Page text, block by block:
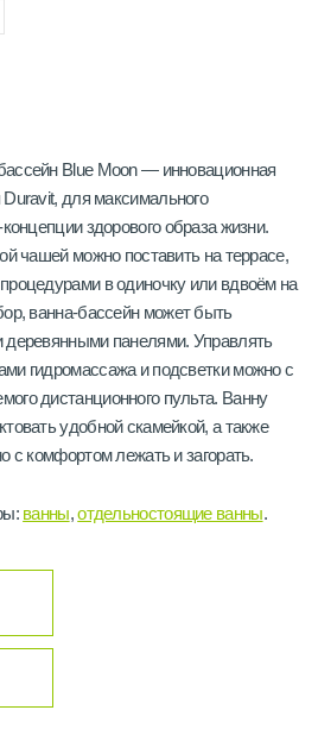
Blue Moon — инновационная
для максимального
здорового образа жизни.
чашей можно поставить на террасе,
в одиночку или вдвоём на
ванна-бассейн может быть
панелями. Управлять
гидромассажа и подсветки можно с
дистанционного пульта. Ванну
удобной скамейкой, а также
с комфортом лежать и загорать.
ванны,отдельностоящие ванны.